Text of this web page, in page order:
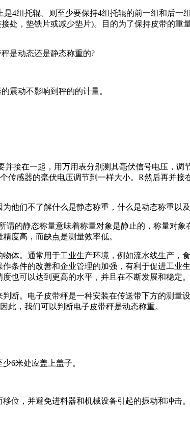
组托辊。则至少要保持4组托辊的前一组和后一
处，垫铁片或减少垫片)。目的为了保持皮带的重
震动不影响到秤的的计量。
在一起，用万用表分别测其毫伏信号电压，调
感器的毫伏电压调节到一样大小。R然后再并
们不了解什么是静态称重，什么是动态称重以及
的静态称量意味着称量对象是静止的，称量对象
度高，而缺点是测量效率低。
。通常用于工业生产环境，例如流水线生产，
条件的改善和企业管理的加强，有利于促进工业
也可以达到更高的水平，并且在不断发展和稳定。
。电子皮带秤是一种安装在传送带下方的测量
此，我们可以判断电子皮带秤是动态称重。
6米处应盖上盖子。
，并避免进料器和机械设备引起的振动和冲击。